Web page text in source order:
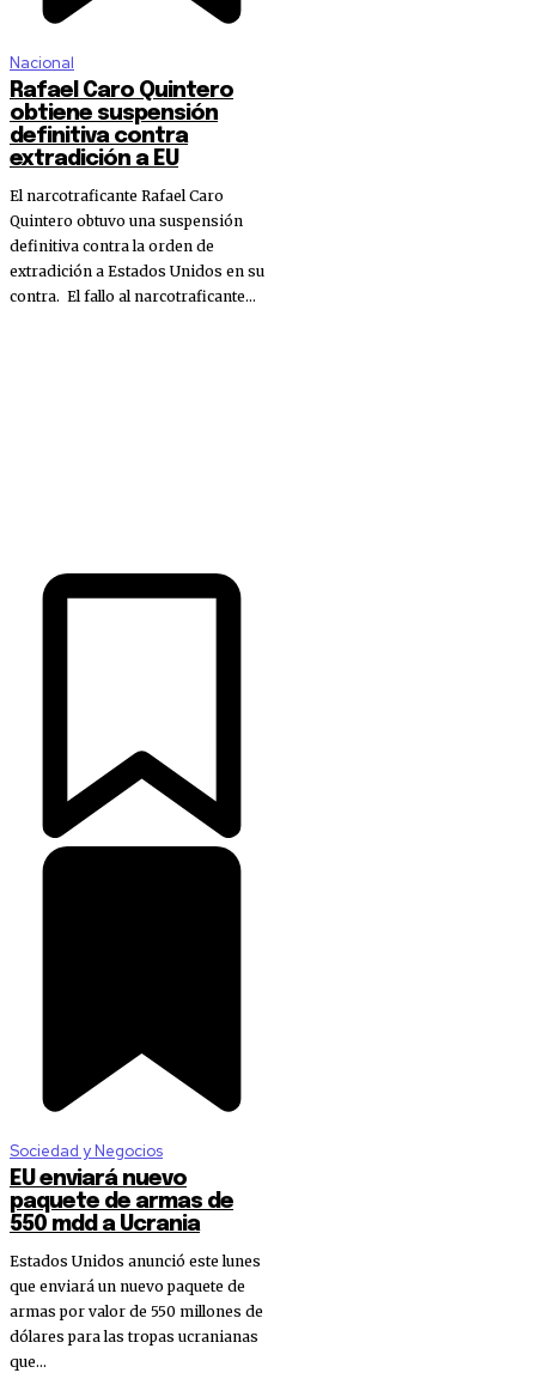
Nacional
Rafael Caro Quintero
obtiene suspensión
definitiva contra
extradición a EU
El narcotraficante Rafael Caro
Quintero obtuvo una suspensión
definitiva contra la orden de
extradición a Estados Unidos en su
contra. El fallo al narcotraficante...
Sociedad y Negocios
EU enviará nuevo
paquete de armas de
550 mdd a Ucrania
Estados Unidos anunció este lunes
que enviará un nuevo paquete de
armas por valor de 550 millones de
dólares para las tropas ucranianas
que...